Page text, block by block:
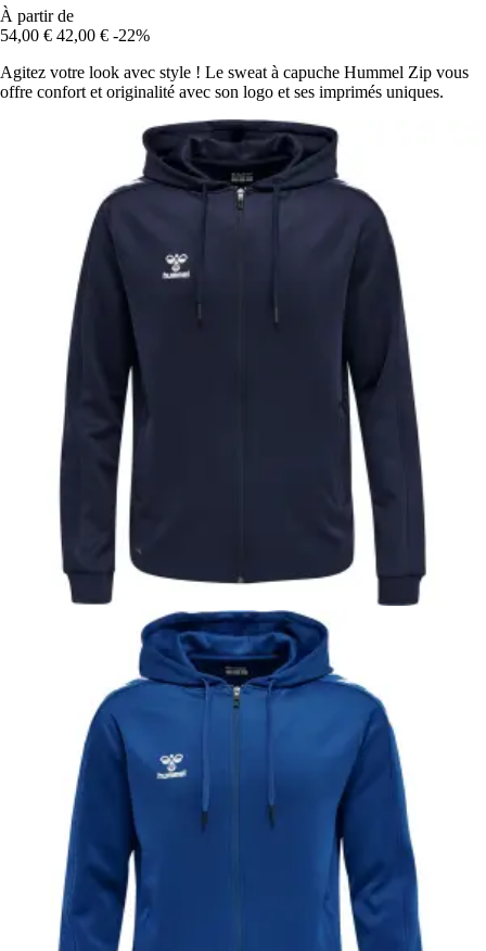
À partir de
54,00 € 42,00 € -22%
Agitez votre look avec style ! Le sweat à capuche Hummel Zip vous
offre confort et originalité avec son logo et ses imprimés uniques.